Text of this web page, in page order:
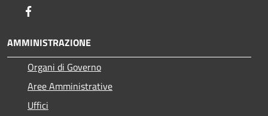
AMMINISTRAZIONE
Organi di Governo
Aree Amministrative
Uffici